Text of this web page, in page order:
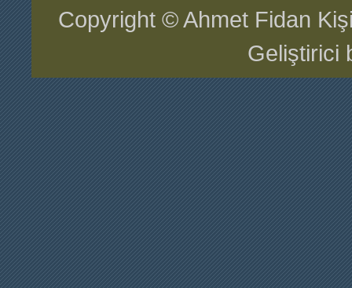
Copyright © Ahmet Fidan
Geliştirici